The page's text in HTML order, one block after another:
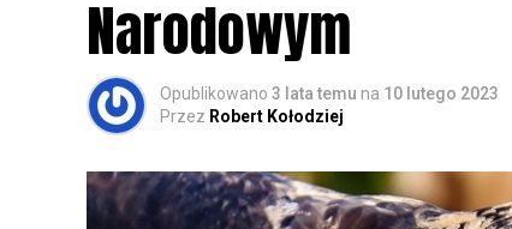
Narodowym
Opublikowano 3 lata temu na 10 lutego 2023
Przez Robert Kołodziej